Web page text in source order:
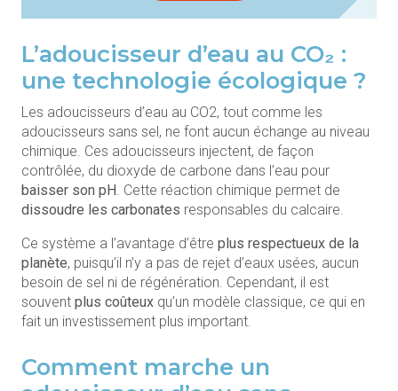
L’adoucisseur d’eau au CO₂ :
une technologie écologique ?
Les adoucisseurs d’eau au CO2, tout comme les
adoucisseurs sans sel, ne font aucun échange au niveau
chimique. Ces adoucisseurs injectent, de façon
contrôlée, du dioxyde de carbone dans l’eau pour
baisser son pH. Cette réaction chimique permet de
dissoudre les carbonates responsables du calcaire.
Ce système a l’avantage d’être plus respectueux de la
planète, puisqu’il n’y a pas de rejet d’eaux usées, aucun
besoin de sel ni de régénération. Cependant, il est
souvent plus coûteux qu’un modèle classique, ce qui en
fait un investissement plus important.
Comment marche un